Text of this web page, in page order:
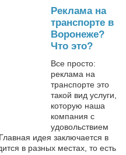
Реклама на
транспорте в
Воронеже?
Что это?
Все просто:
реклама на
транспорте это
такой вид услуги,
которую наша
компания с
удовольствием
идея заключается в
в разных местах, то есть